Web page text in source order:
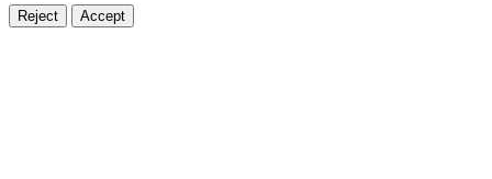
Reject Accept